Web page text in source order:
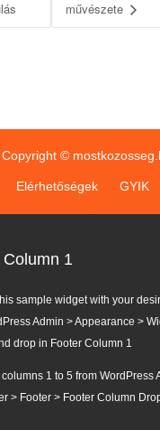
művészete
Copyright ©
Elérhetőségek GYIK
1
sample widget with your
Admin > Appearance >
drop in Footer Column 1
1 to 5 from WordPress
> Footer > Footer Column